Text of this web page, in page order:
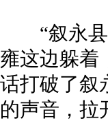
“叙永县
雍这边躲
话打破了叙
的声音，拉